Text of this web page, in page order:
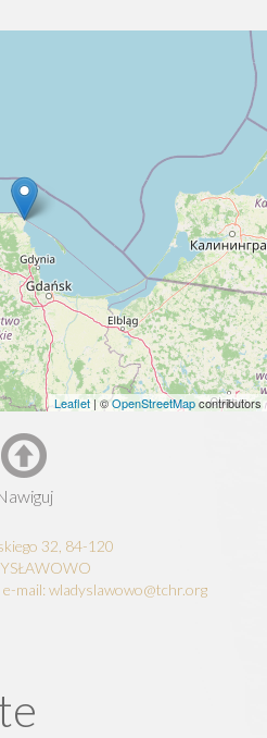
Leaflet | ©OpenStreetMapcontributors
32, 84-120
mail: wladyslawowo@tchr.org